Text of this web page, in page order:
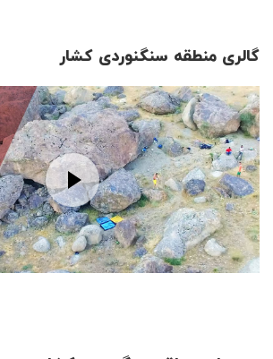
گالری منطقه سنگنوردی کشار